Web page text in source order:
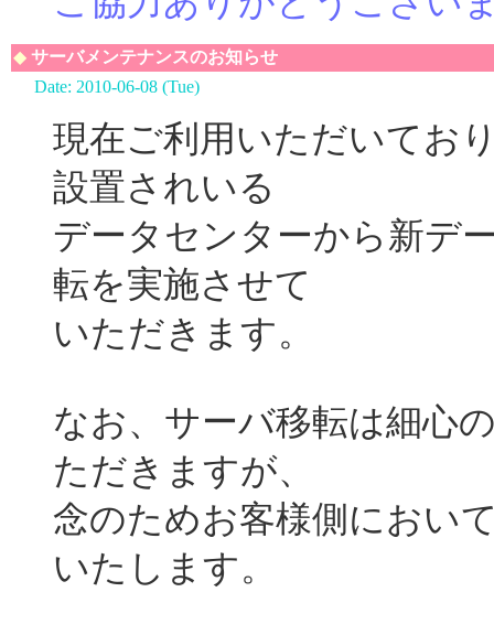
◆ サーバメンテナンスのお知らせ
Date: 2010-06-08 (Tue)
現在ご利用いただいてお
設置されいる
データセンターから新デ
転を実施させて
いただきます。
なお、サーバ移転は細心
ただきますが、
念のためお客様側におい
いたします。